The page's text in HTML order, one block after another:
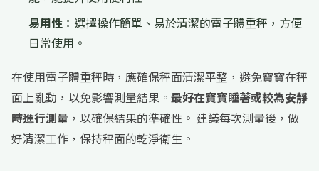
易用性： 選擇操作簡單、易於清潔的電子體重秤，方便
日常使用。
在使用電子體重秤時，應確保秤面清潔平整，避免寶寶在秤
面上亂動，以免影響測量結果。 最好在寶寶睡著或較為安靜
時進行測量 ，以確保結果的準確性。 建議每次測量後，做
好清潔工作，保持秤面的乾淨衛生。